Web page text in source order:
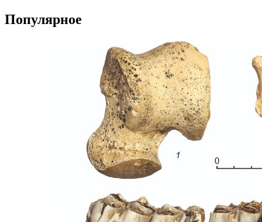
Популярное